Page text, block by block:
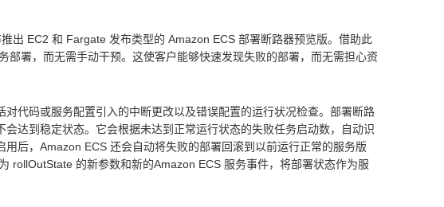
出 EC2 和 Fargate 发布类型的 Amazon ECS 部署断路器预览版。借助此
署，而无需手动干预。这使客户能够快速发现失败的部署，而无需担心资
代码或服务配置引入的中断更改以及错误配置的运行状况检查。部署断路
达到稳定状态。它会根据未达到正常运行状态的失败任务启动数，自动识
后，Amazon ECS 还会自动将失败的部署回滚到以前运行正常的服务版
rollOutState 的新参数和新的Amazon ECS 服务事件，将部署状态作为服